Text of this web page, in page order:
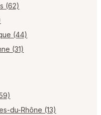
(62)
(44)
(31)
du-Rhône (13)